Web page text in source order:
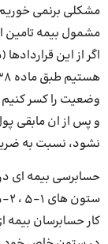
مشکلی برنمی خوریم.
مشمول بیمه
اگر از این
وضعیت را کسر کنیم
و پس از ان مابقی
نشود، نسبت به
حسابرسی بیمه ای
کار حسابرسان بیمه